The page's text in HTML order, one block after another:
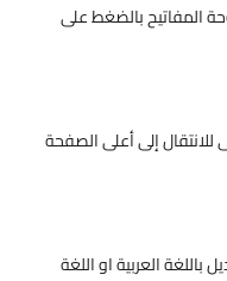
المفاتيح بالضغط على
للانتقال إلى أعلى الصفحة
العربية او اللغة